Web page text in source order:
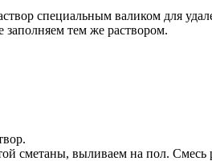
специальным валиком для
заполняем тем же раствором.
выливаем на пол. Смесь